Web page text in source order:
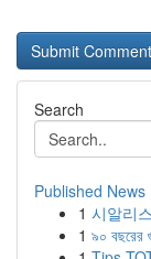
Search
Published News
1 시알리
1 ৯০ বছরের